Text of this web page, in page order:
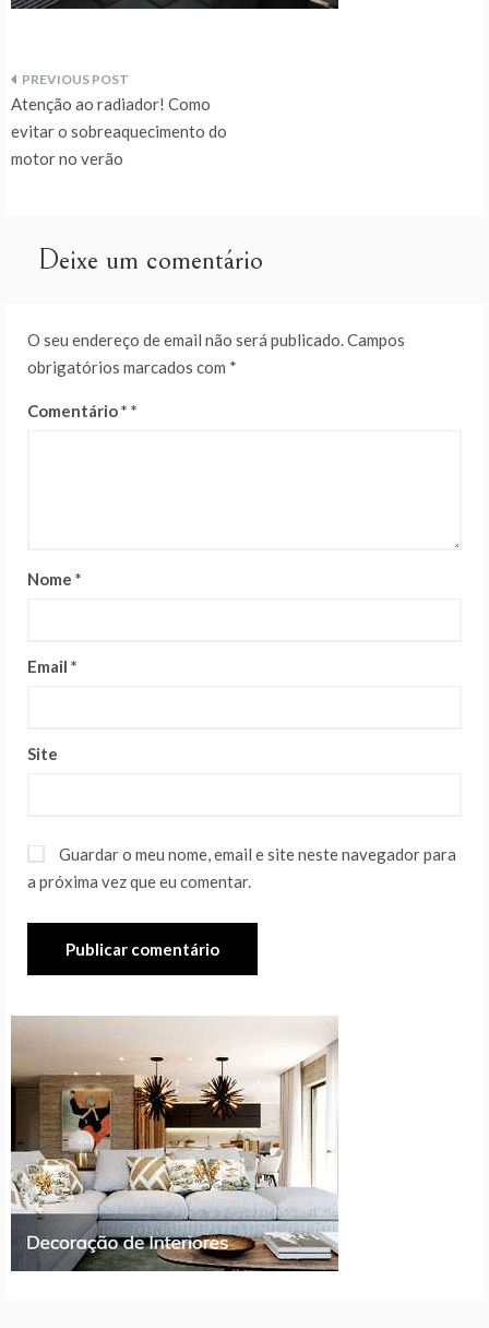
Navegação
de
Atenção ao radiador! Como
evitar o sobreaquecimento do
motor no verão
Deixe um comentário
O seu endereço de email não será publicado.Campos
obrigatórios marcados com *
Comentário*
Nome *
Email *
Site
Guardar o meu nome, email e site neste navegador para
a próxima vez que eu comentar.